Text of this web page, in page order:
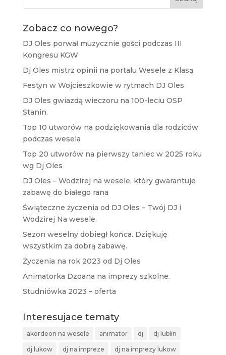
Zobacz co nowego?
DJ Oles porwał muzycznie gości podczas III
Kongresu KGW
Dj Oles mistrz opinii na portalu Wesele z Klasą
Festyn w Wojcieszkowie w rytmach DJ Oles
DJ Oles gwiazdą wieczoru na 100-leciu OSP
Stanin.
Top 10 utworów na podziękowania dla rodziców
podczas wesela
Top 20 utworów na pierwszy taniec w 2025 roku
wg Dj Oles
DJ Oles – Wodzirej na wesele, który gwarantuje
zabawę do białego rana
Świąteczne życzenia od DJ Oles – Twój DJ i
Wodzirej Na wesele.
Sezon weselny dobiegł końca. Dziękuję
wszystkim za dobrą zabawę.
Życzenia na rok 2023 od Dj Oles
Animatorka Dzoana na imprezy szkolne.
Studniówka 2023 – oferta
Interesujace tematy
akordeon na wesele animator dj dj lublin
dj lukow dj na impreze dj na imprezy lukow